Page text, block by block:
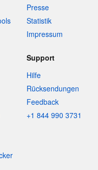
Presse
Statistik
Impressum
Support
Hilfe
Rücksendungen
Feedback
+1 844 990 3731